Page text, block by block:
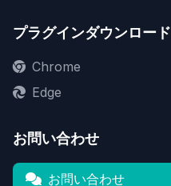
プラグインダウンロード
Chrome
Edge
お問い合わせ
お問い合わせ